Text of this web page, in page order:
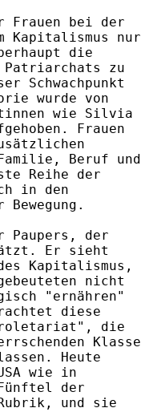
Frauen bei der
Kapitalismus nur
die
Patriarchats zu
Schwachpunkt
wurde von
wie Silvia
Frauen
Beruf und
Reihe der
in den
Paupers, der
Er sieht
Kapitalismus,
nicht
"ernähren"
diese
die
Klasse
Heute
wie in
der
und sie